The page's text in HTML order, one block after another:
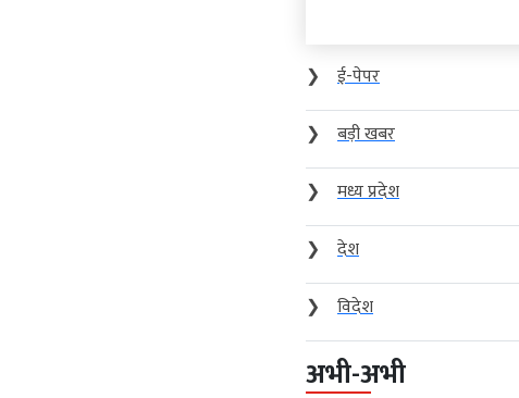
❯
ई-पेपर
❯
बड़ी खबर
❯
मध्य प्रदेश
❯
देश
❯
विदेश
अभी-अभी